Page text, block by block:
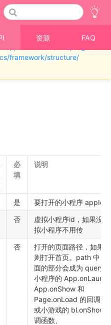
资源 FAQ
framework/structure/
必
填
说明
是
要打开的小程序 appId
否
虚拟小程序id，如果没
拟小程序不用传
否
打开的页面路径，如果
则打开首页。path 中 ?
面的部分会成为 query
小程序的
App.onShow 和
Page.onLoad 的回调函
或小游戏的 bl.onShow
调函数、